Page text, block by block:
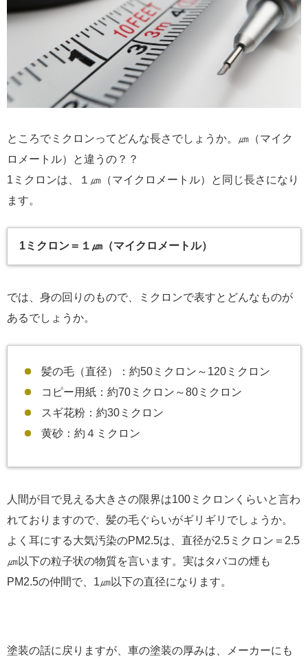
ところでミクロンってどんな長さでしょうか。㎛（マイク
ロメートル）と違うの？？
1ミクロンは、１㎛（マイクロメートル）と同じ長さになり
ます。
1ミクロン＝１㎛（マイクロメートル）
では、身の回りのもので、ミクロンで表すとどんなものが
あるでしょうか。
髪の毛（直径）：約50ミクロン～120ミクロン
コピー用紙：約70ミクロン～80ミクロン
スギ花粉：約30ミクロン
黄砂：約４ミクロン
人間が目で見える大きさの限界は100ミクロンくらいと言わ
れておりますので、髪の毛ぐらいがギリギリでしょうか。
よく耳にする大気汚染のPM2.5は、直径が2.5ミクロン＝2.5
㎛以下の粒子状の物質を言います。実はタバコの煙も
PM2.5の仲間で、1㎛以下の直径になります。
塗装の話に戻りますが、車の塗装の厚みは、メーカーにも